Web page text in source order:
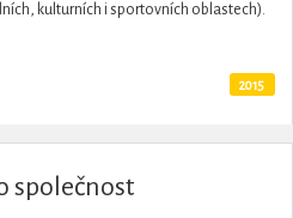
kulturních i sportovních oblastech).
2015
společnost